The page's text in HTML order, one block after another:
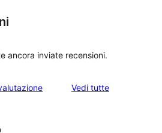
ancora inviate recensioni.
Vedi tuttele